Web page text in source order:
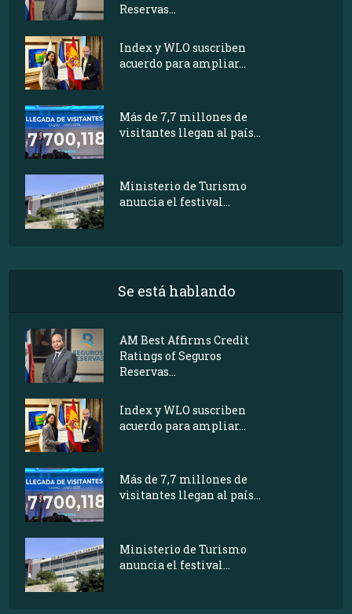
Reservas...
Index y WLO suscriben
acuerdo para ampliar...
Más de 7,7 millones de
visitantes llegan al país...
Ministerio de Turismo
anuncia el festival...
Se está hablando
AM Best Affirms Credit
Ratings of Seguros
Reservas...
Index y WLO suscriben
acuerdo para ampliar...
Más de 7,7 millones de
visitantes llegan al país...
Ministerio de Turismo
anuncia el festival...